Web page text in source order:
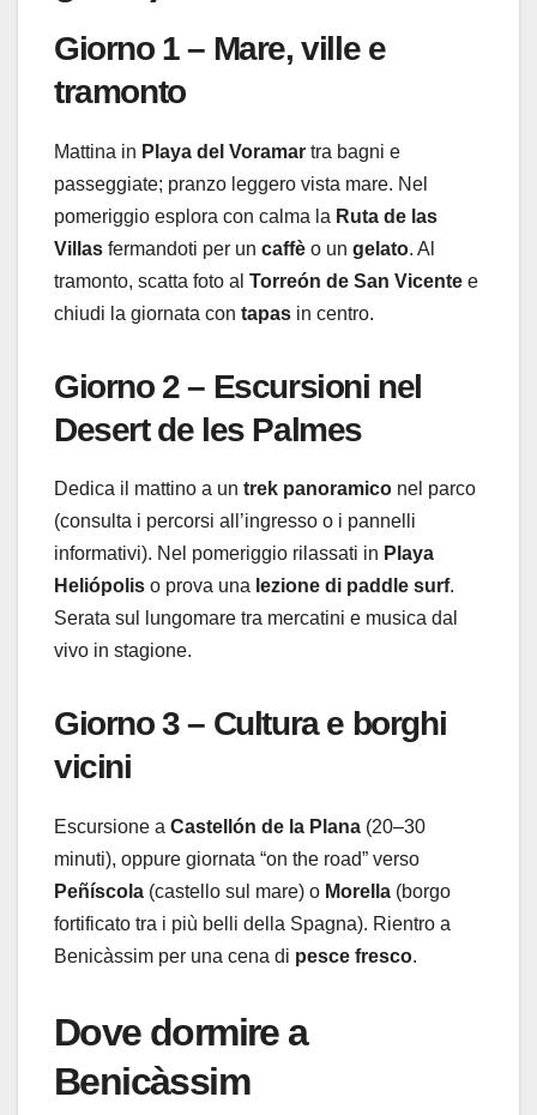
Giorno 1 – Mare, ville e
tramonto
Mattina in Playa del Voramar tra bagni e
passeggiate; pranzo leggero vista mare. Nel
pomeriggio esplora con calma la Ruta de las
Villas fermandoti per un caffè o un gelato. Al
tramonto, scatta foto al Torreón de San Vicente e
chiudi la giornata con tapas in centro.
Giorno 2 – Escursioni nel
Desert de les Palmes
Dedica il mattino a un trek panoramico nel parco
(consulta i percorsi all’ingresso o i pannelli
informativi). Nel pomeriggio rilassati in Playa
Heliópolis o prova una lezione di paddle surf.
Serata sul lungomare tra mercatini e musica dal
vivo in stagione.
Giorno 3 – Cultura e borghi
vicini
Escursione a Castellón de la Plana (20–30
minuti), oppure giornata “on the road” verso
Peñíscola (castello sul mare) o Morella (borgo
fortificato tra i più belli della Spagna). Rientro a
Benicàssim per una cena di pesce fresco.
Dove dormire a
Benicàssim